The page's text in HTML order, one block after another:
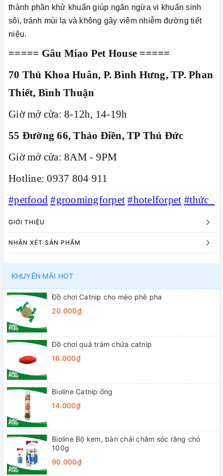
thành phần khử khuẩn giúp ngăn ngừa vi khuẩn sinh
sôi, tránh mùi lạ và không gây viêm nhiễm đường tiết
niệu.
===== Gâu Miao Pet House =====
70 Thủ Khoa Huân, P. Bình Hưng, TP. Phan
Thiết, Bình Thuận
Giờ mở cửa: 8-12h, 14-19h
55 Đường 66, Thảo Điền, TP Thủ Đức
Giờ mở cửa: 8AM - 9PM
Hotline: 0937 804 911
#petfood #groomingforpet #hotelforpet
GIỚI THIỆU
NHẬN XÉT SẢN PHẨM
KHUYẾN MÃI HOT
Đồ chơi Catnip cho mèo phê pha
20.000₫
Đồ chơi quả trám chứa catnip
16.000₫
Bioline Catnip ống
14.000₫
Bioline Bộ kem, bàn chải chăm sóc răng chó
100g
90.000₫